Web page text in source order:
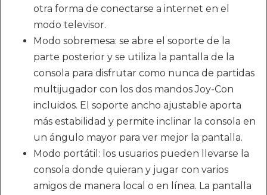
otra forma de conectarse a internet en el
modo televisor.
Modo sobremesa: se abre el soporte de la
parte posterior y se utiliza la pantalla de la
consola para disfrutar como nunca de partidas
multijugador con los dos mandos Joy-Con
incluidos. El soporte ancho ajustable aporta
más estabilidad y permite inclinar la consola en
un ángulo mayor para ver mejor la pantalla.
Modo portátil: los usuarios pueden llevarse la
consola donde quieran y jugar con varios
amigos de manera local o en línea. La pantalla